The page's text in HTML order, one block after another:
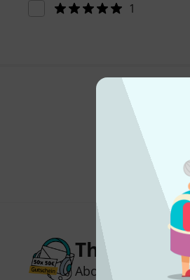
1
Thomann
Abonniere den